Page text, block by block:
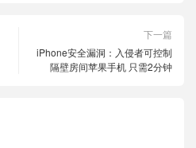
下一篇
iPhone安全漏洞：入侵者可控制
隔壁房间苹果手机 只需2分钟